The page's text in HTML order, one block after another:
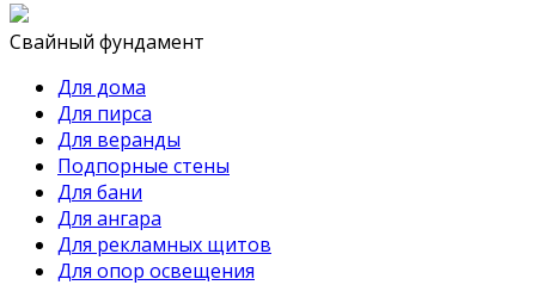
Свайный фундамент
Для дома
Для пирса
Для веранды
Подпорные стены
Для бани
Для ангара
Для рекламных щитов
Для опор освещения